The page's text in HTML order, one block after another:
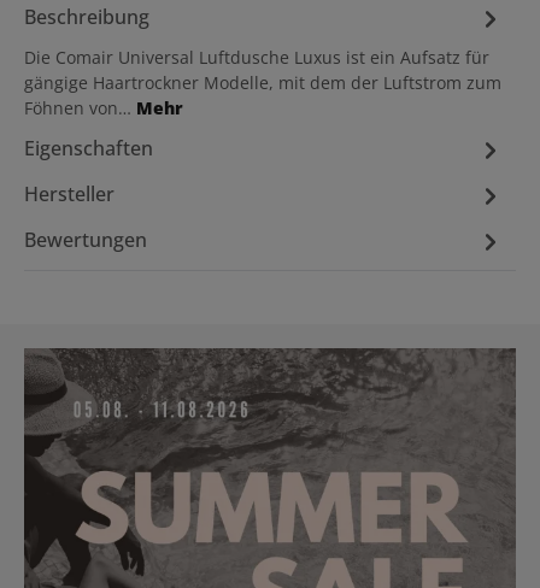
Beschreibung
Die Comair Universal Luftdusche Luxus ist ein Aufsatz für
gängige Haartrockner Modelle, mit dem der Luftstrom zum
Föhnen von… Mehr
Eigenschaften
Hersteller
Bewertungen